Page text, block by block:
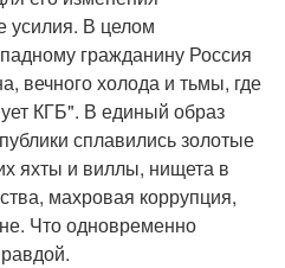
усилия. В целом
гражданину Россия
вечного холода и тьмы, где
КГБ". В единый образ
сплавились золотые
яхты и виллы, нищета в
махровая коррупция,
Что одновременно